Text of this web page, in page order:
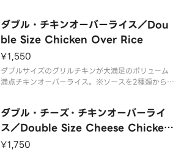
子、クミンなど複数のスパイスのピリ辛ソース
ダブル・チキンオーバーライス／Dou
ble Size Chicken Over Rice
¥1,550
ダブルサイズのグリルチキンが大満足のボリューム
満点チキンオーバーライス。※ソースを2種類から選
ミンなど複数のスパイスのピリ辛ソース
ダブル・チーズ・チキンオーバーライ
ス／Double Size Cheese Chicken
Over Rice
¥1,750